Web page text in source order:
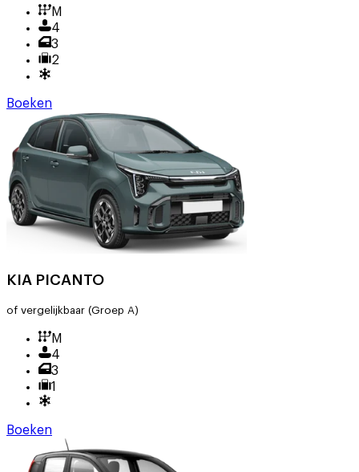
M
4
3
2
Boeken
KIA PICANTO
of vergelijkbaar (Groep A)
M
4
3
1
Boeken